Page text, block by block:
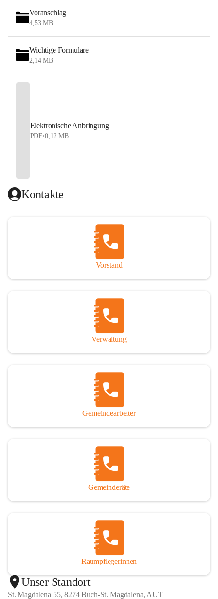
Voranschlag
4,53 MB
Wichtige Formulare
2,14 MB
Elektronische Anbringung
PDF•0,12 MB
Kontakte
Vorstand
Verwaltung
Gemeindearbeiter
Gemeinderäte
Raumpflegerinnen
Unser Standort
St. Magdalena 55, 8274 Buch-St. Magdalena, AUT